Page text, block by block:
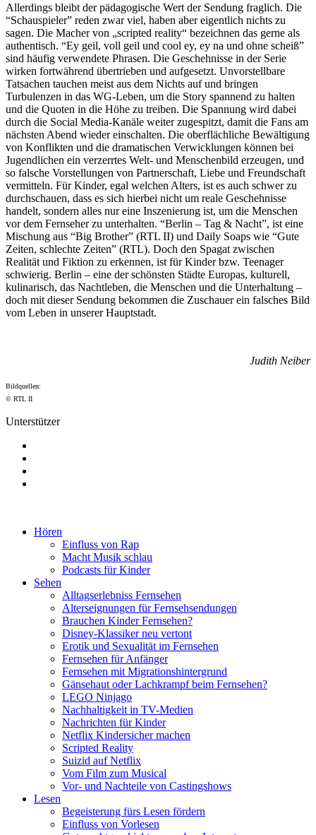
Allerdings bleibt der pädagogische Wert der Sendung fraglich. Die
“Schauspieler” reden zwar viel, haben aber eigentlich nichts zu
sagen. Die Macher von „scripted reality“ bezeichnen das gerne als
authentisch. “Ey geil, voll geil und cool ey, ey na und ohne scheiß”
sind häufig verwendete Phrasen. Die Geschehnisse in der Serie
wirken fortwährend übertrieben und aufgesetzt. Unvorstellbare
Tatsachen tauchen meist aus dem Nichts auf und bringen
Turbulenzen in das WG-Leben, um die Story spannend zu halten
und die Quoten in die Höhe zu treiben. Die Spannung wird dabei
durch die Social Media-Kanäle weiter zugespitzt, damit die Fans am
nächsten Abend wieder einschalten. Die oberflächliche Bewältigung
von Konflikten und die dramatischen Verwicklungen können bei
Jugendlichen ein verzerrtes Welt- und Menschenbild erzeugen, und
so falsche Vorstellungen von Partnerschaft, Liebe und Freundschaft
vermitteln. Für Kinder, egal welchen Alters, ist es auch schwer zu
durchschauen, dass es sich hierbei nicht um reale Geschehnisse
handelt, sondern alles nur eine Inszenierung ist, um die Menschen
vor dem Fernseher zu unterhalten. “Berlin – Tag & Nacht”, ist eine
Mischung aus “Big Brother” (RTL II) und Daily Soaps wie “Gute
Zeiten, schlechte Zeiten” (RTL). Doch den Spagat zwischen
Realität und Fiktion zu erkennen, ist für Kinder bzw. Teenager
schwierig. Berlin – eine der schönsten Städte Europas, kulturell,
kulinarisch, das Nachtleben, die Menschen und die Unterhaltung –
doch mit dieser Sendung bekommen die Zuschauer ein falsches Bild
vom Leben in unserer Hauptstadt.
Judith Neiber
Bildquellen:
© RTL II
Unterstützer
Hören
Einfluss von Rap
Macht Musik schlau
Podcasts für Kinder
Sehen
Alltagserlebniss Fernsehen
Alterseignungen für Fernsehsendungen
Brauchen Kinder Fernsehen?
Disney-Klassiker neu vertont
Erotik und Sexualität im Fernsehen
Fernsehen für Anfänger
Fernsehen mit Migrationshintergrund
Gänsehaut oder Lachkrampf beim Fernsehen?
LEGO Ninjago
Nachhaltigkeit in TV-Medien
Nachrichten für Kinder
Netflix Kindersicher machen
Scripted Reality
Suizid auf Netflix
Vom Film zum Musical
Vor- und Nachteile von Castingshows
Lesen
Begeisterung fürs Lesen fördern
Einfluss von Vorlesen